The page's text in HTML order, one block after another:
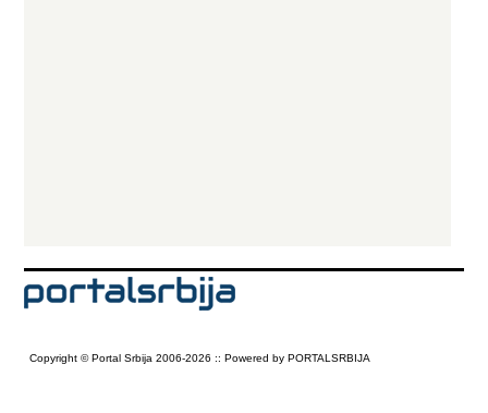
Copyright © Portal Srbija 2006-2026 :: Powered by PORTALSRBIJA